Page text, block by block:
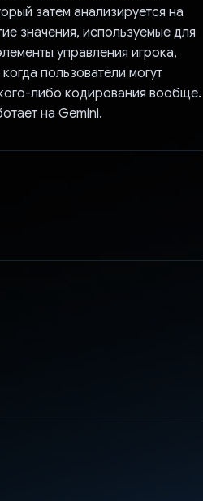
затем анализируется на
значения, используемые для
управления игрока,
пользователи могут
либо кодирования вообще.
на Gemini.